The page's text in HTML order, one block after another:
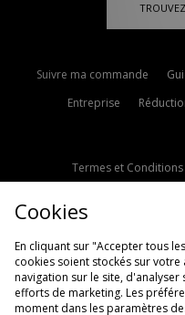
Suivre ma commande
Entreprise
Termes et Conditions
Politique d'avis en ligne
Cookies
En cliquant sur "Accepter tous
cookies soient stockés sur
navigation sur le site,
efforts de marketing. Les
moment dans les paramètres